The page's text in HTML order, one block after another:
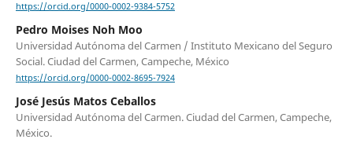
https://orcid.org/0000-0002-9384-5752
Pedro Moises Noh Moo
Universidad Autónoma del Carmen / Instituto Mexicano del Seguro
Social. Ciudad del Carmen, Campeche, México
https://orcid.org/0000-0002-8695-7924
José Jesús Matos Ceballos
Universidad Autónoma del Carmen. Ciudad del Carmen, Campeche,
México.